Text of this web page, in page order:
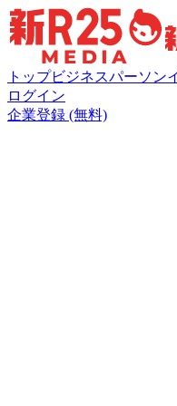
トップビジネスパーソン
ログイン
企業登録 (無料)